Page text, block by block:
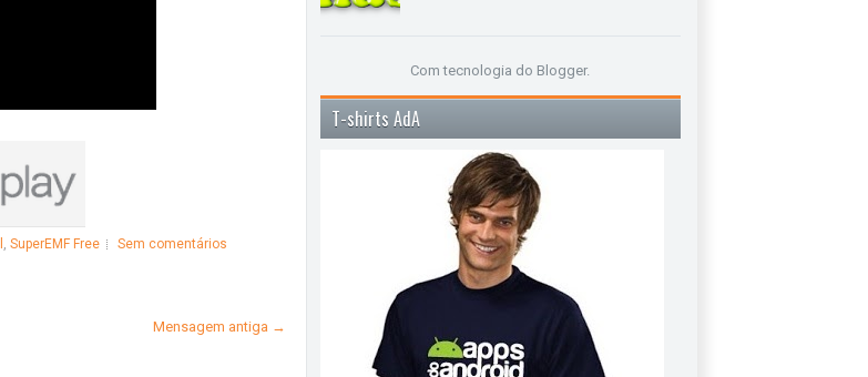
, SuperEMF Free Sem comentários
Mensagem antiga →
Com tecnologia do Blogger.
T-shirts AdA